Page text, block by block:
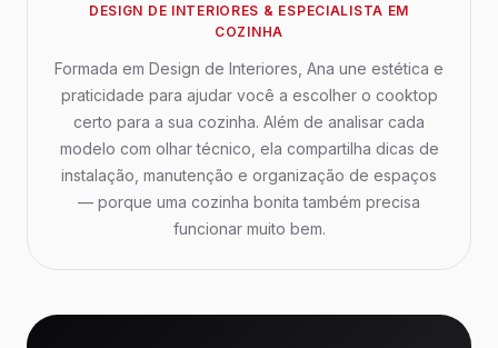
DESIGN DE INTERIORES & ESPECIALISTA EM
COZINHA
Formada em Design de Interiores, Ana une estética e
praticidade para ajudar você a escolher o cooktop
certo para a sua cozinha. Além de analisar cada
modelo com olhar técnico, ela compartilha dicas de
instalação, manutenção e organização de espaços
— porque uma cozinha bonita também precisa
funcionar muito bem.